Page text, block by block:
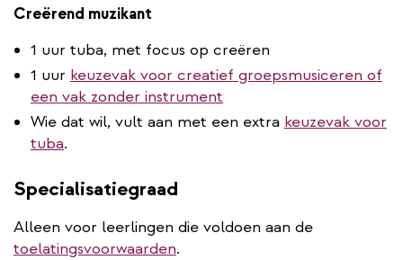
Creërend muzikant
1 uur tuba, met focus op creëren
1 uur keuzevak voor creatief groepsmusiceren of
een vak zonder instrument
Wie dat wil, vult aan met een extra keuzevak voor
tuba.
Specialisatiegraad
Alleen voor leerlingen die voldoen aan de
toelatingsvoorwaarden.